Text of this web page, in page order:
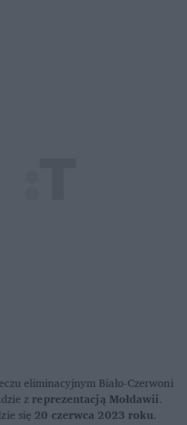
eliminacyjnym Biało-Czerwoni
z reprezentacją Mołdawii.
się 20 czerwca 2023 roku.